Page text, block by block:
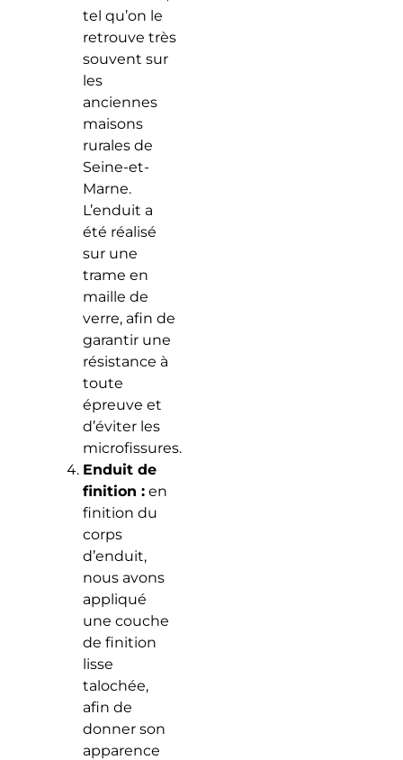
tel qu’on le
retrouve très
souvent sur
les
anciennes
maisons
rurales de
Seine-et-
Marne.
L’enduit a
été réalisé
sur une
trame en
maille de
verre, afin de
garantir une
résistance à
toute
épreuve et
d’éviter les
microfissures.
Enduit de
finition :en
finition du
corps
d’enduit,
nous avons
appliqué
une couche
de finition
lisse
talochée,
afin de
donner son
apparence